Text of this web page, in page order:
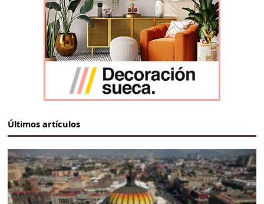
Últimos artículos